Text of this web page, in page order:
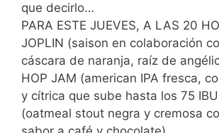
que decirlo…
PARA ESTE JUEVES, A LAS 20
JOPLIN (saison en colaboración
cáscara de naranja, raíz de
HOP JAM (american IPA fresca,
y cítrica que sube hasta los 75
(oatmeal stout negra y cremosa